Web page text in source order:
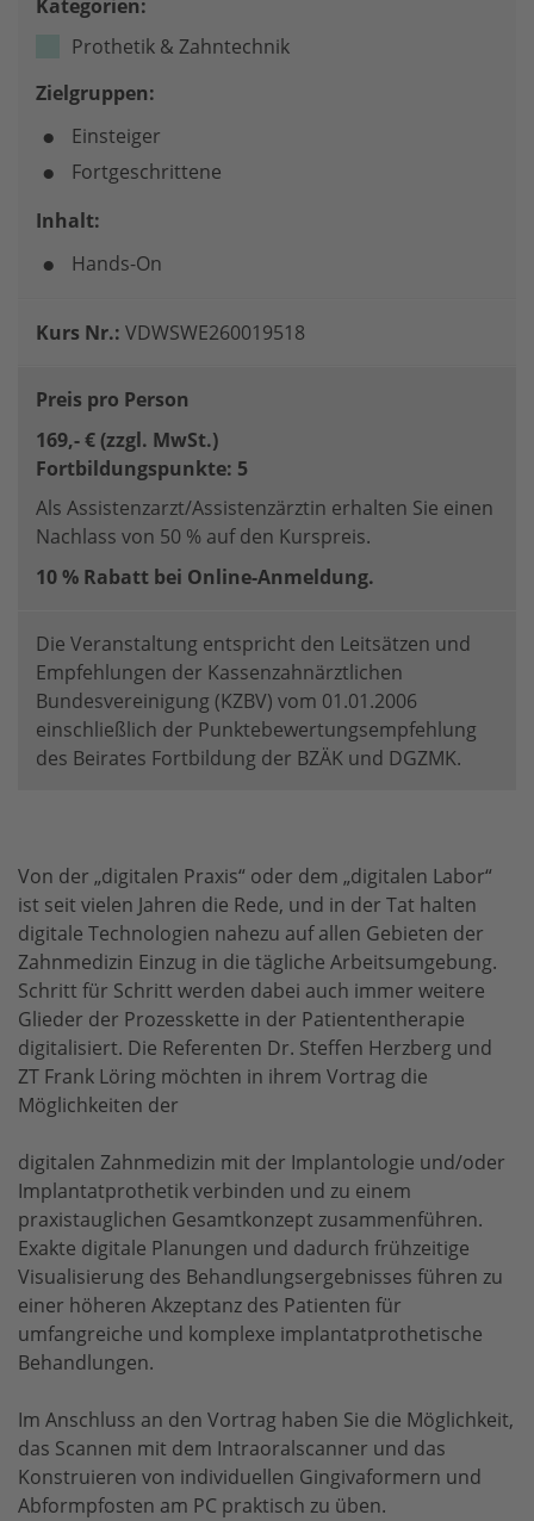
Von der „digitalen Praxis“ oder dem „digitalen Labor“
ist seit vielen Jahren die Rede, und in der Tat halten
digitale Technologien nahezu auf allen Gebieten der
Zahnmedizin Einzug in die tägliche Arbeitsumgebung.
Schritt für Schritt werden dabei auch immer weitere
Glieder der Prozesskette in der Patiententherapie
digitalisiert. Die Referenten Dr. Steffen Herzberg und
ZT Frank Löring möchten in ihrem Vortrag die
Möglichkeiten der
digitalen Zahnmedizin mit der Implantologie und/oder
Implantatprothetik verbinden und zu einem
praxistauglichen Gesamtkonzept zusammenführen.
Exakte digitale Planungen und dadurch frühzeitige
Visualisierung des Behandlungsergebnisses führen zu
einer höheren Akzeptanz des Patienten für
umfangreiche und komplexe implantatprothetische
Behandlungen.
Im Anschluss an den Vortrag haben Sie die Möglichkeit,
das Scannen mit dem Intraoralscanner und das
Konstruieren von individuellen Gingivaformern und
Abformpfosten am PC praktisch zu üben.
Kategorien:
Prothetik & Zahntechnik
Zielgruppen:
Einsteiger
Fortgeschrittene
Inhalt:
Hands-On
Kurs Nr.: VDWSWE260019518
Preis pro Person
169,- € (zzgl. MwSt.)
Fortbildungspunkte: 5
Als Assistenzarzt/Assistenzärztin erhalten Sie einen
Nachlass von 50 % auf den Kurspreis.
10 % Rabatt bei Online-Anmeldung.
Die Veranstaltung entspricht den Leitsätzen und
Empfehlungen der Kassenzahnärztlichen
Bundesvereinigung (KZBV) vom 01.01.2006
einschließlich der Punktebewertungsempfehlung
des Beirates Fortbildung der BZÄK und DGZMK.